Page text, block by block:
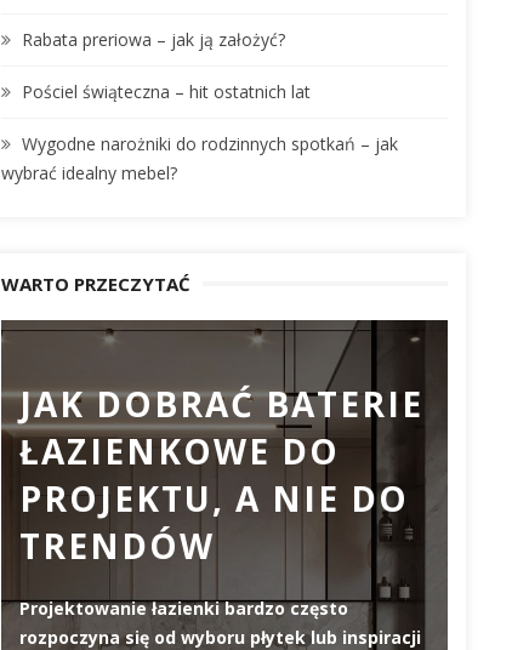
Rabata preriowa – jak ją założyć?
Pościel świąteczna – hit ostatnich lat
Wygodne narożniki do rodzinnych spotkań – jak
wybrać idealny mebel?
WARTO PRZECZYTAĆ
JAK DOBRAĆ BATERIE
ŁAZIENKOWE DO
PROJEKTU, A NIE DO
TRENDÓW
Projektowanie łazienki bardzo często
rozpoczyna się od wyboru płytek lub inspiracji